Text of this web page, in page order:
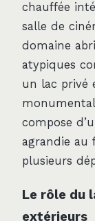
chauffée
salle de
domaine
atypiques
un lac privé
compose
agrandie au
plusieurs
Le rôle du
extérieurs